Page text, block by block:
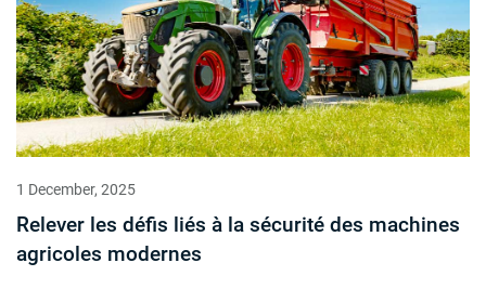
1 December, 2025
Relever les défis liés à la sécurité des machines
agricoles modernes